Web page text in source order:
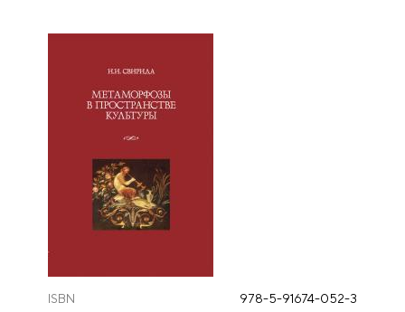
ISBN 978-5-91674-052-3